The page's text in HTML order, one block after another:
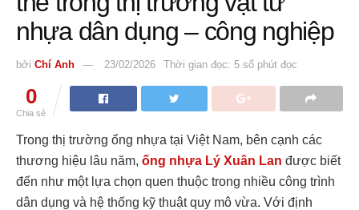
nhựa dân dụng – công nghiệp
bởi Chí Anh 23/02/2026 Thời gian đọc: 5 số phút đọc
0
Chia sẻ
Trong thị trường ống nhựa tại Việt Nam, bên cạnh các
thương hiệu lâu năm, ống nhựa Lý Xuân Lan được biết
đến như một lựa chọn quen thuộc trong nhiều công trình
dân dụng và hệ thống kỹ thuật quy mô vừa. Với định